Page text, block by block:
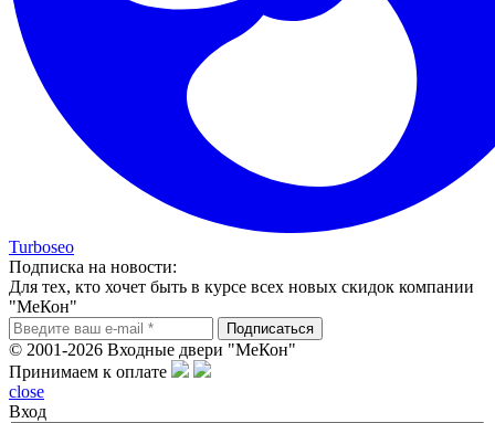
Turboseo
Подписка на новости:
Для тех, кто хочет быть в курсе всех новых скидок компании
"МеКон"
© 2001-2026 Входные двери "МеКон"
Принимаем к оплате
close
Вход